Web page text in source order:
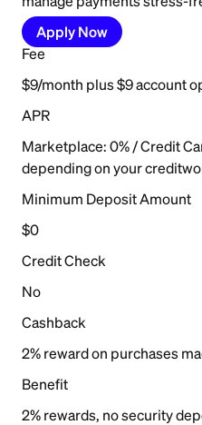
Apply Now
Fee
$9/month plus $9 account
APR
Marketplace: 0% / Credit
depending on your
Minimum Deposit Amount
$0
Credit Check
No
Cashback
2% reward on purchases
Benefit
2% rewards, no security